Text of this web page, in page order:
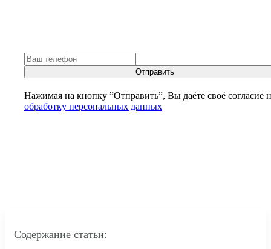
Отправить
Нажимая на кнопку ”Отправить”, Вы даёте своё согласие
обработку персональных данных
Содержание статьи: